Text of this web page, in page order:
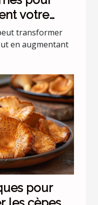
votre
transformer
en augmentant
pour